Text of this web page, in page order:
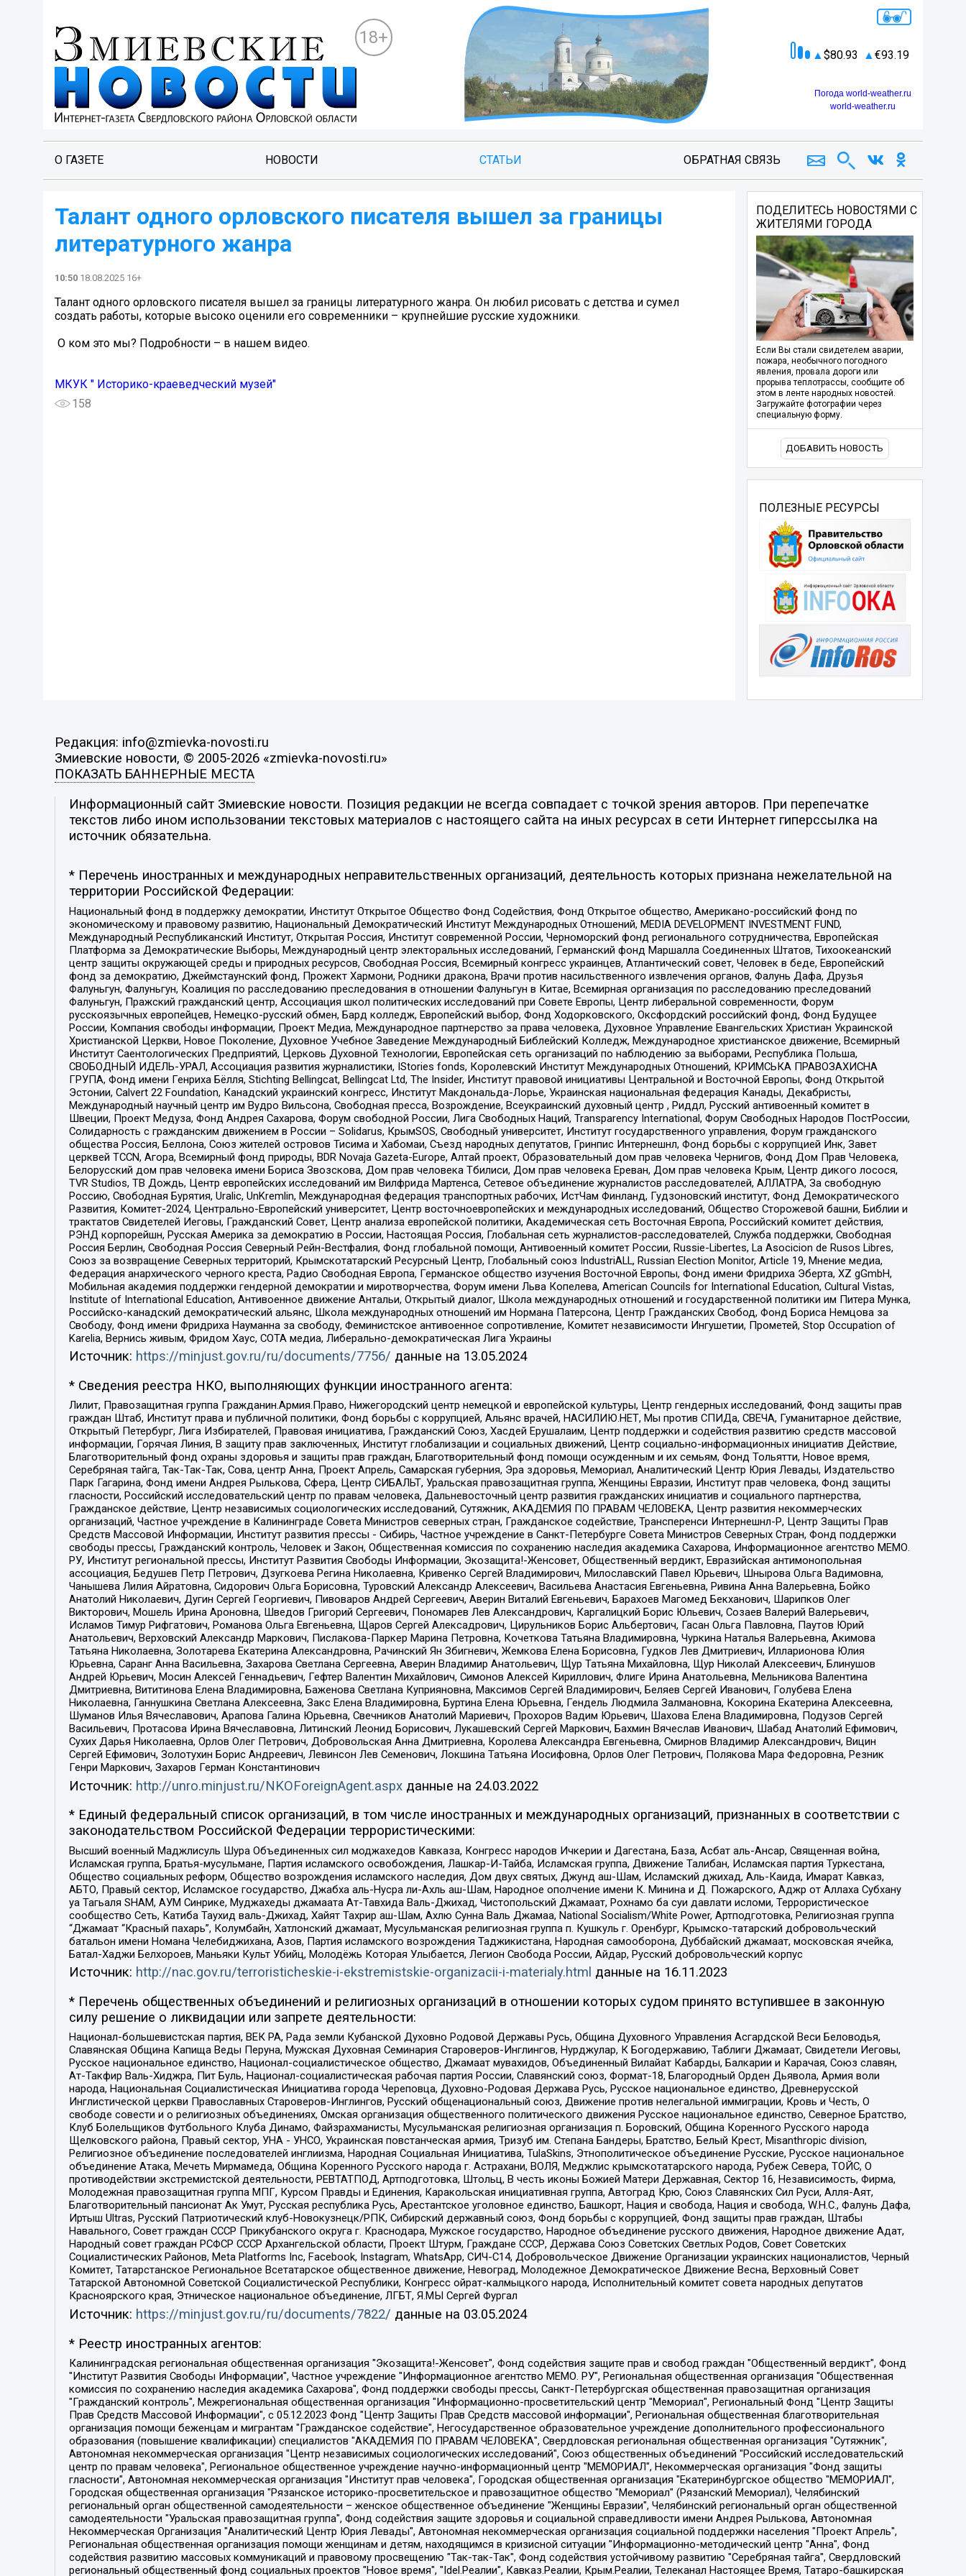
18+
80.93 93.19
Погода world-weather.ru
world-weather.ru
О ГАЗЕТЕ НОВОСТИ СТАТЬИ ОБРАТНАЯ СВЯЗЬ
Талант одного орловского писателя вышел за границы
литературного жанра
10:50 18.08.2025 16+
Талант одного орловского писателя вышел за границы литературного жанра. Он любил рисовать с детства и сумел
создать работы, которые высоко оценили его современники – крупнейшие русские художники.
️ О ком это мы? Подробности – в нашем видео.
МКУК " Историко-краеведческий музей"
158
ПОДЕЛИТЕСЬ НОВОСТЯМИ С
ЖИТЕЛЯМИ ГОРОДА
Если Вы стали свидетелем аварии,
пожара, необычного погодного
явления, провала дороги или
прорыва теплотрассы, сообщите об
этом в ленте народных новостей.
Загружайте фотографии через
специальную форму.
ДОБАВИТЬ НОВОСТЬ
ПОЛЕЗНЫЕ РЕСУРСЫ
Редакция: info@zmievka-novosti.ru
Змиевские новости, © 2005-2026 «zmievka-novosti.ru»
ПОКАЗАТЬ БАННЕРНЫЕ МЕСТА
Информационный сайт Змиевские новости. Позиция редакции не всегда совпадает с точкой зрения авторов. При перепечатке
текстов либо ином использовании текстовых материалов с настоящего сайта на иных ресурсах в сети Интернет гиперссылка на
источник обязательна.
* Перечень иностранных и международных неправительственных организаций, деятельность которых признана нежелательной на
территории Российской Федерации:
Национальный фонд в поддержку демократии, Институт Открытое Общество Фонд Содействия, Фонд Открытое общество, Американо-российский фонд по
экономическому и правовому развитию, Национальный Демократический Институт Международных Отношений, MEDIA DEVELOPMENT INVESTMENT FUND,
Международный Республиканский Институт, Открытая Россия, Институт современной России, Черноморский фонд регионального сотрудничества, Европейская
Платформа за Демократические Выборы, Международный центр электоральных исследований, Германский фонд Маршалла Соединенных Штатов, Тихоокеанский
центр защиты окружающей среды и природных ресурсов, Свободная Россия, Всемирный конгресс украинцев, Атлантический совет, Человек в беде, Европейский
фонд за демократию, Джеймстаунский фонд, Прожект Хармони, Родники дракона, Врачи против насильственного извлечения органов, Фалунь Дафа, Друзья
Фалуньгун, Фалуньгун, Коалиция по расследованию преследования в отношении Фалуньгун в Китае, Всемирная организация по расследованию преследований
Фалуньгун, Пражский гражданский центр, Ассоциация школ политических исследований при Совете Европы, Центр либеральной современности, Форум
русскоязычных европейцев, Немецко-русский обмен, Бард колледж, Европейский выбор, Фонд Ходорковского, Оксфордский российский фонд, Фонд Будущее
России, Компания свободы информации, Проект Медиа, Международное партнерство за права человека, Духовное Управление Евангельских Христиан Украинской
Христианской Церкви, Новое Поколение, Духовное Учебное Заведение Международный Библейский Колледж, Международное христианское движение, Всемирный
Институт Саентологических Предприятий, Церковь Духовной Технологии, Европейская сеть организаций по наблюдению за выборами, Республика Польша,
СВОБОДНЫЙ ИДЕЛЬ-УРАЛ, Ассоциация развития журналистики, IStories fonds, Королевский Институт Международных Отношений, КРИМСЬКА ПРАВОЗАХИСНА
ГРУПА, Фонд имени Генриха Бёлля, Stichting Bellingcat, Bellingcat Ltd, The Insider, Институт правовой инициативы Центральной и Восточной Европы, Фонд Открытой
Эстонии, Calvert 22 Foundation, Канадский украинский конгресс, Институт Макдональда-Лорье, Украинская национальная федерация Канады, Декабристы,
Международный научный центр им Вудро Вильсона, Свободная пресса, Возрождение, Всеукраинский духовный центр , Риддл, Русский антивоенный комитет в
Швеции, Проект Медуза, Фонд Андрея Сахарова, Форум свободной России, Лига Свободных Наций, Transparеncy International, Форум Свободных Народов ПостРоссии,
Солидарность с гражданским движением в России – Solidarus, КрымSOS, Свободный университет, Институт государственного управления, Форум гражданского
общества Россия, Беллона, Союз жителей островов Тисима и Хабомаи, Съезд народных депутатов, Гринпис Интернешнл, Фонд борьбы с коррупцией Инк, Завет
церквей TCCN, Агора, Всемирный фонд природы, BDR Novaja Gazeta-Europe, Алтай проект, Образовательный дом прав человека Чернигов, Фонд Дом Прав Человека,
Белорусский дом прав человека имени Бориса Звозскова, Дом прав человека Тбилиси, Дом прав человека Ереван, Дом прав человека Крым, Центр дикого лосося,
TVR Studios, ТВ Дождь, Центр европейских исследований им Вилфрида Мартенса, Сетевое объединение журналистов расследователей, АЛЛАТРА, За свободную
Россию, Свободная Бурятия, Uralic, UnKremlin, Международная федерация транспортных рабочих, ИстЧам Финланд, Гудзоновский институт, Фонд Демократического
Развития, Комитет-2024, Центрально-Европейский университет, Центр восточноевропейских и международных исследований, Общество Сторожевой башни, Библии и
трактатов Свидетелей Иеговы, Гражданский Совет, Центр анализа европейской политики, Академическая сеть Восточная Европа, Российский комитет действия,
РЭНД корпорейшн, Русская Америка за демократию в России, Настоящая Россия, Глобальная сеть журналистов-расследователей, Служба поддержки, Свободная
Россия Берлин, Свободная Россия Северный Рейн-Вестфалия, Фонд глобальной помощи, Антивоенный комитет России, Russie-Libertes, La Asocicion de Rusos Libres,
Союз за возвращение Северных территорий, Крымскотатарский Ресурсный Центр, Глобальный союз IndustriALL, Russian Election Monitor, Article 19, Мнение медиа,
Федерация анархического черного креста, Радио Свободная Европа, Германское общество изучения Восточной Европы, Фонд имени Фридриха Эберта, XZ gGmbH,
Мобильная академия поддержки гендерной демократии и миротворчества, Форум имени Льва Копелева, American Councils for International Education, Cultural Vistas,
Institute of International Education, Антивоенное движение Антальи, Открытый диалог, Школа международных отношений и государственной политики им Питера Мунка,
Российско-канадский демократический альянс, Школа международных отношений им Нормана Патерсона, Центр Гражданских Свобод, Фонд Бориса Немцова за
Свободу, Фонд имени Фридриха Науманна за свободу, Феминистское антивоенное сопротивление, Комитет независимости Ингушетии, Прометей, Stop Occupation of
Karelia, Вернись живым, Фридом Хаус, СОТА медиа, Либерально-демократическая Лига Украины
Источник: https://minjust.gov.ru/ru/documents/7756/ данные на 13.05.2024
* Сведения реестра НКО, выполняющих функции иностранного агента:
Лилит, Правозащитная группа Гражданин.Армия.Право, Нижегородский центр немецкой и европейской культуры, Центр гендерных исследований, Фонд защиты прав
граждан Штаб, Институт права и публичной политики, Фонд борьбы с коррупцией, Альянс врачей, НАСИЛИЮ.НЕТ, Мы против СПИДа, СВЕЧА, Гуманитарное действие,
Открытый Петербург, Лига Избирателей, Правовая инициатива, Гражданский Союз, Хасдей Ерушалаим, Центр поддержки и содействия развитию средств массовой
информации, Горячая Линия, В защиту прав заключенных, Институт глобализации и социальных движений, Центр социально-информационных инициатив Действие,
Благотворительный фонд охраны здоровья и защиты прав граждан, Благотворительный фонд помощи осужденным и их семьям, Фонд Тольятти, Новое время,
Серебряная тайга, Так-Так-Так, Сова, центр Анна, Проект Апрель, Самарская губерния, Эра здоровья, Мемориал, Аналитический Центр Юрия Левады, Издательство
Парк Гагарина, Фонд имени Андрея Рылькова, Сфера, Центр СИБАЛЬТ, Уральская правозащитная группа, Женщины Евразии, Институт прав человека, Фонд защиты
гласности, Российский исследовательский центр по правам человека, Дальневосточный центр развития гражданских инициатив и социального партнерства,
Гражданское действие, Центр независимых социологических исследований, Сутяжник, АКАДЕМИЯ ПО ПРАВАМ ЧЕЛОВЕКА, Центр развития некоммерческих
организаций, Частное учреждение в Калининграде Совета Министров северных стран, Гражданское содействие, Трансперенси Интернешнл-Р, Центр Защиты Прав
Средств Массовой Информации, Институт развития прессы - Сибирь, Частное учреждение в Санкт-Петербурге Совета Министров Северных Стран, Фонд поддержки
свободы прессы, Гражданский контроль, Человек и Закон, Общественная комиссия по сохранению наследия академика Сахарова, Информационное агентство МЕМО.
РУ, Институт региональной прессы, Институт Развития Свободы Информации, Экозащита!-Женсовет, Общественный вердикт, Евразийская антимонопольная
ассоциация, Бедушев Петр Петрович, Дзугкоева Регина Николаевна, Кривенко Сергей Владимирович, Милославский Павел Юрьевич, Шнырова Ольга Вадимовна,
Чанышева Лилия Айратовна, Сидорович Ольга Борисовна, Туровский Александр Алексеевич, Васильева Анастасия Евгеньевна, Ривина Анна Валерьевна, Бойко
Анатолий Николаевич, Дугин Сергей Георгиевич, Пивоваров Андрей Сергеевич, Аверин Виталий Евгеньевич, Барахоев Магомед Бекханович, Шарипков Олег
Викторович, Мошель Ирина Ароновна, Шведов Григорий Сергеевич, Пономарев Лев Александрович, Каргалицкий Борис Юльевич, Созаев Валерий Валерьевич,
Исламов Тимур Рифгатович, Романова Ольга Евгеньевна, Щаров Сергей Алексадрович, Цирульников Борис Альбертович, Гасан Ольга Павловна, Паутов Юрий
Анатольевич, Верховский Александр Маркович, Пислакова-Паркер Марина Петровна, Кочеткова Татьяна Владимировна, Чуркина Наталья Валерьевна, Акимова
Татьяна Николаевна, Золотарева Екатерина Александровна, Рачинский Ян Збигневич, Жемкова Елена Борисовна, Гудков Лев Дмитриевич, Илларионова Юлия
Юрьевна, Саранг Анна Васильевна, Захарова Светлана Сергеевна, Аверин Владимир Анатольевич, Щур Татьяна Михайловна, Щур Николай Алексеевич, Блинушов
Андрей Юрьевич, Мосин Алексей Геннадьевич, Гефтер Валентин Михайлович, Симонов Алексей Кириллович, Флиге Ирина Анатольевна, Мельникова Валентина
Дмитриевна, Вититинова Елена Владимировна, Баженова Светлана Куприяновна, Максимов Сергей Владимирович, Беляев Сергей Иванович, Голубева Елена
Николаевна, Ганнушкина Светлана Алексеевна, Закс Елена Владимировна, Буртина Елена Юрьевна, Гендель Людмила Залмановна, Кокорина Екатерина Алексеевна,
Шуманов Илья Вячеславович, Арапова Галина Юрьевна, Свечников Анатолий Мариевич, Прохоров Вадим Юрьевич, Шахова Елена Владимировна, Подузов Сергей
Васильевич, Протасова Ирина Вячеславовна, Литинский Леонид Борисович, Лукашевский Сергей Маркович, Бахмин Вячеслав Иванович, Шабад Анатолий Ефимович,
Сухих Дарья Николаевна, Орлов Олег Петрович, Добровольская Анна Дмитриевна, Королева Александра Евгеньевна, Смирнов Владимир Александрович, Вицин
Сергей Ефимович, Золотухин Борис Андреевич, Левинсон Лев Семенович, Локшина Татьяна Иосифовна, Орлов Олег Петрович, Полякова Мара Федоровна, Резник
Генри Маркович, Захаров Герман Константинович
Источник: http://unro.minjust.ru/NKOForeignAgent.aspxданные на 24.03.2022
* Единый федеральный список организаций, в том числе иностранных и международных организаций, признанных в соответствии с
законодательством Российской Федерации террористическими:
Высший военный Маджлисуль Шура Объединенных сил моджахедов Кавказа, Конгресс народов Ичкерии и Дагестана, База, Асбат аль-Ансар, Священная война,
Исламская группа, Братья-мусульмане, Партия исламского освобождения, Лашкар-И-Тайба, Исламская группа, Движение Талибан, Исламская партия Туркестана,
Общество социальных реформ, Общество возрождения исламского наследия, Дом двух святых, Джунд аш-Шам, Исламский джихад, Аль-Каида, Имарат Кавказ,
АБТО, Правый сектор, Исламское государство, Джабха аль-Нусра ли-Ахль аш-Шам, Народное ополчение имени К. Минина и Д. Пожарского, Аджр от Аллаха Субхану
уа Тагьаля SHAM, АУМ Синрике, Муджахеды джамаата Ат-Тавхида Валь-Джихад, Чистопольский Джамаат, Рохнамо ба суи давлати исломи, Террористическое
сообщество Сеть, Катиба Таухид валь-Джихад, Хайят Тахрир аш-Шам, Ахлю Сунна Валь Джамаа, National Socialism/White Power, Артподготовка, Религиозная группа
“Джамаат “Красный пахарь”, Колумбайн, Хатлонский джамаат, Мусульманская религиозная группа п. Кушкуль г. Оренбург, Крымско-татарский добровольческий
батальон имени Номана Челебиджихана, Азов, Партия исламского возрождения Таджикистана, Народная самооборона, Дуббайский джамаат, московская ячейка,
Батал-Хаджи Белхороев, Маньяки Культ Убийц, Молодёжь Которая Улыбается, Легион Свобода России, Айдар, Русский добровольческий корпус
Источник: http://nac.gov.ru/terroristicheskie-i-ekstremistskie-organizacii-i-materialy.html данные на 16.11.2023
* Перечень общественных объединений и религиозных организаций в отношении которых судом принято вступившее в законную
силу решение о ликвидации или запрете деятельности:
Национал-большевистская партия, ВЕК РА, Рада земли Кубанской Духовно Родовой Державы Русь, Община Духовного Управления Асгардской Веси Беловодья,
Славянская Община Капища Веды Перуна, Мужская Духовная Семинария Староверов-Инглингов, Нурджулар, К Богодержавию, Таблиги Джамаат, Свидетели Иеговы,
Русское национальное единство, Национал-социалистическое общество, Джамаат мувахидов, Объединенный Вилайат Кабарды, Балкарии и Карачая, Союз славян,
Ат-Такфир Валь-Хиджра, Пит Буль, Национал-социалистическая рабочая партия России, Славянский союз, Формат-18, Благородный Орден Дьявола, Армия воли
народа, Национальная Социалистическая Инициатива города Череповца, Духовно-Родовая Держава Русь, Русское национальное единство, Древнерусской
Инглистической церкви Православных Староверов-Инглингов, Русский общенациональный союз, Движение против нелегальной иммиграции, Кровь и Честь, О
свободе совести и о религиозных объединениях, Омская организация общественного политического движения Русское национальное единство, Северное Братство,
Клуб Болельщиков Футбольного Клуба Динамо, Файзрахманисты, Мусульманская религиозная организация п. Боровский, Община Коренного Русского народа
Щелковского района, Правый сектор, УНА - УНСО, Украинская повстанческая армия, Тризуб им. Степана Бандеры, Братство, Белый Крест, Misanthropic division,
Религиозное объединение последователей инглиизма, Народная Социальная Инициатива, TulaSkins, Этнополитическое объединение Русские, Русское национальное
объединение Атака, Мечеть Мирмамеда, Община Коренного Русского народа г. Астрахани, ВОЛЯ, Меджлис крымскотатарского народа, Рубеж Севера, ТОЙС, О
противодействии экстремистской деятельности, РЕВТАТПОД, Артподготовка, Штольц, В честь иконы Божией Матери Державная, Сектор 16, Независимость, Фирма,
Молодежная правозащитная группа МПГ, Курсом Правды и Единения, Каракольская инициативная группа, Автоград Крю, Союз Славянских Сил Руси, Алля-Аят,
Благотворительный пансионат Ак Умут, Русская республика Русь, Арестантское уголовное единство, Башкорт, Нация и свобода, Нация и свобода, W.H.С., Фалунь Дафа,
Иртыш Ultras, Русский Патриотический клуб-Новокузнецк/РПК, Сибирский державный союз, Фонд борьбы с коррупцией, Фонд защиты прав граждан, Штабы
Навального, Совет граждан СССР Прикубанского округа г. Краснодара, Мужское государство, Народное объединение русского движения, Народное движение Адат,
Народный совет граждан РСФСР СССР Архангельской области, Проект Штурм, Граждане СССР, Держава Союз Советских Светлых Родов, Совет Советских
Социалистических Районов, Meta Platforms Inc, Facebook, Instagram, WhatsApp, СИЧ-С14, Добровольческое Движение Организации украинских националистов, Черный
Комитет, Татарстанское Региональное Всетатарское общественное движение, Невоград, Молодежное Демократическое Движение Весна, Верховный Совет
Татарской Автономной Советской Социалистической Республики, Конгресс ойрат-калмыцкого народа, Исполнительный комитет совета народных депутатов
Красноярского края, Этническое национальное объединение, ЛГБТ, Я.МЫ Сергей Фургал
Источник: https://minjust.gov.ru/ru/documents/7822/ данные на 03.05.2024
* Реестр иностранных агентов:
Калининградская региональная общественная организация "Экозащита!-Женсовет", Фонд содействия защите прав и свобод граждан "Общественный вердикт", Фонд "Институт Развития Свободы Информации", Частное учреждение "Информационное агентство МЕМО. РУ", Региональная общественная организация "Общественная комиссия по сохранению наследия академика Сахарова", Фонд поддержки свободы прессы, Санкт-Петербургская общественная правозащитная организация "Гражданский контроль", Межрегиональная общественная организация "Информационно-просветительский центр "Мемориал", Региональный Фонд "Центр Защиты Прав Средств Массовой Информации", с 05.12.2023 Фонд "Центр Защиты Прав Средств массовой информации", Региональная общественная благотворительная организация помощи беженцам и мигрантам "Гражданское содействие", Негосударственное образовательное учреждение дополнительного профессионального образования (повышение квалификации) специалистов "АКАДЕМИЯ ПО ПРАВАМ ЧЕЛОВЕКА", Свердловская региональная общественная организация "Сутяжник", Автономная некоммерческая организация "Центр независимых социологических исследований", Союз общественных объединений "Российский исследовательский центр по правам человека", Региональное общественное учреждение научно-информационный центр "МЕМОРИАЛ", Некоммерческая организация "Фонд защиты гласности", Автономная некоммерческая организация "Институт прав человека", Городская общественная организация "Екатеринбургское общество "МЕМОРИАЛ", Городская общественная организация "Рязанское историко-просветительское и правозащитное общество "Мемориал" (Рязанский Мемориал), Челябинский региональный орган общественной самодеятельности – женское общественное объединение "Женщины Евразии", Челябинский региональный орган общественной самодеятельности "Уральская правозащитная группа", Фонд содействия защите здоровья и социальной справедливости имени Андрея Рылькова, Автономная Некоммерческая Организация "Аналитический Центр Юрия Левады", Автономная некоммерческая организация социальной поддержки населения "Проект Апрель", Региональная общественная организация помощи женщинам и детям, находящимся в кризисной ситуации "Информационно-методический центр "Анна", Фонд содействия развитию массовых коммуникаций и правовому просвещению "Так-так-Так", Фонд содействия устойчивому развитию "Серебряная тайга", Свердловский региональный общественный фонд социальных проектов "Новое время", "Idel.Реалии", Кавказ.Реалии, Крым.Реалии, Телеканал Настоящее Время, Татаро-башкирская служба Радио Свобода (Azatliq Radiosi), Радио Свободная Европа/Радио Свобода (PCE/PC), "Сибирь.Реалии", "Фактограф", Благотворительный фонд помощи осужденным и их семьям, Автономная некоммерческая организация "Институт глобализации и социальных движений", Фонд "В защиту прав заключенных", Частное учреждение "Центр поддержки и содействия развитию средств массовой информации", Пензенский региональный общественный благотворительный фонд "Гражданский союз", "Север.Реалии", Некоммерческая организация Фонд "Правовая инициатива", Общество с ограниченной ответственностью "Радио Свободная Европа/Радио Свобода", Чешское информационное агентство "MEDIUM-ORIENT", Красноярская региональная общественная организация "Мы против СПИДа", Камалягин Денис Николаевич, Маркелов Сергей Евгеньевич, Пономарев Лев Александрович, Савицкая Людмила Алексеевна, Автономная некоммерческая организация "Центр по работе с проблемой насилия "НАСИЛИЮ.НЕТ", Межрегиональный профессиональный союз работников здравоохранения "Альянс врачей", Юридическое лицо, зарегистрированное в Латвийской Республике, SIA "Medusa Project" (регистрационный номер 40103797863, дата регистрации 10.06.2014), Некоммерческая организация "Фонд по борьбе с коррупцией", Автономная некоммерческая организация "Институт права и публичной политики", Баданин Роман Сергеевич, Гликин Максим Александрович, Железнова Мария Михайловна, Лукьянова Юлия Сергеевна, Маетная Елизавета Витальевна, Маняхин Петр Борисович, Чуракова Ольга Владимировна, Ярош Юлия Петровна, Юридическое лицо "The Insider SIA", зарегистрированное в Риге, Латвийская Республика (дата регистрации 26.06.2015), являющееся администратором доменного имени интернет-издания "The Insider SIA", https://theins.ru, Постернак Алексей Евгеньевич, Рубин Михаил Аркадьевич, Анин Роман Александрович, Юридическое лицо Istories fonds, зарегистрированное в Латвийской Республике (регистрационный номер 50008295751, дата регистрации 24.02.2020), Великовский Дмитрий Александрович, Долинина Ирина Николаевна, Мароховская Алеся Алексеевна, Шлейнов Роман Юрьевич, Шмагун Олеся Валентиновна, Общество с ограниченной ответственностью "Альтаир 2021", Общество с ограниченной ответственностью "Вега 2021", Общество с ограниченной ответственностью "Главный редактор 2021", Общество с ограниченной ответственностью "Ромашки монолит", Важенков Артем Валерьевич, Ивановская областная общественная организация "Центр гендерных исследований", Гурман Юрий Альбертович, Медиапроект "ОВД-Инфо", Егоров Владимир Владимирович, Жилинский Владимир Александрович, Общество с ограниченной ответственностью "ЗП", Иванова София Юрьевна, Карезина Инна Павловна, Кильтау Екатерина Викторовна, Петров Алексей Викторович, Пискунов Сергей Евгеньевич, Смирнов Сергей Сергеевич, Тихонов Михаил Сергеевич, Общество с ограниченной ответственностью "ЖУРНАЛИСТ-ИНОСТРАННЫЙ АГЕНТ", Арапова Галина Юрьевна, Вольтская Татьяна Анатольевна, Американская компания "Mason G.E.S. Anonymous Foundation" (США), являющаяся владельцем интернет-издания https://mnews.world/, Компания "Stichting Bellingcat", зарегистрированная в Нидерландах (дата регистрации 11.07.2018), Захаров Андрей Вячеславович, Клепиковская Екатерина Дмитриевна, Общество с ограниченной ответственностью "МЕМО", Перл Роман Александрович, Симонов Евгений Алексеевич, Соловьева Елена Анатольевна, Сотников Даниил Владимирович, Сурначева Елизавета Дмитриевна, Автономная некоммерческая организация по защите прав человека и информированию населения "Якутия – Наше Мнение", Общество с ограниченной ответственностью "Москоу диджитал медиа", с 26.01.2023 Общество с ограниченной ответственностью "Чайка Белые сады", Ветошкина Валерия Валерьевна, Заговора Максим Александрович, Межрегиональное общественное движение "Российская ЛГБТ - сеть", Оленичев Максим Владимирович, Павлов Иван Юрьевич, Скворцова Елена Сергеевна, Общество с ограниченной ответственностью "Как бы инагент", Кочетков Игорь Викторович, Общество с ограниченной ответственностью "Честные выборы", Еланчик Олег Александрович, Общество с ограниченной ответственностью "Нобелевский призыв", Гималова Регина Эмилевна, Григорьев Андрей Валерьевич, Григорьева Алина Александровна, Ассоциация по содействию защите прав призывников, альтернативнослужащих и военнослужащих "Правозащитная группа "Гражданин.Армия.Право", Хисамова Регина Фаритовна, Автономная некоммерческая организация по реализации социально-правовых программ "Лилит", Дальневосточное общественное движение "Маяк", Санкт-Петербургская ЛГБТ-инициативная группа "Выход", Инициативная группа ЛГБТ+ "Реверс", Алексеев Андрей Викторович, Бекбулатова Таисия Львовна, Беляев Иван Михайлович, Владыкина Елена Сергеевна, Гельман Марат Александрович, Никульшина Вероника Юрьевна, Толоконникова Надежда Андреевна, Шендерович Виктор Анатольевич, Общество с ограниченной ответственностью "Данное сообщение", Общество с ограниченной ответственностью Издательский дом "Новая глава", Айнбиндер Александра Александровна, Московский комьюнити-центр для ЛГБТ+инициатив, Благотворительный фонд развития филантропии, Deutsche Welle (Германия, Kurt-Schumacher-Strasse 3, 53113 Bonn), Борзунова Мария Михайловна, Воробьев Виктор Викторович, Голубева Анна Львовна, Константинова Алла Михайловна, Малкова Ирина Владимировна, Мурадов Мурад Абдулгалимович, Осетинская Елизавета Николаевна, Понасенков Евгений Николаевич, Ганапольский Матвей Юрьевич, Киселев Евгений Алексеевич, Борухович Ирина Григорьевна, Дремин Иван Тимофеевич, Дубровский Дмитрий Викторович, Красноярская региональная общественная организация поддержки и развития альтернативных образовательных технологий и межкультурных коммуникаций "ИНТЕРРА", Маяковская Екатерина Алексеевна, Фейгин Марк Захарович, Филимонов Андрей Викторович, Дзугкоева Регина Николаевна, Доброхотов Роман Александрович, Дудь Юрий Александрович, Елкин Сергей Владимирович, Кругликов Кирилл Игоревич, Сабунаева Мария Леонидовна, Семенов Алексей Владимирович, Шаинян Карен Багратович, Шульман Екатерина Михайловна, Асафьев Артур Валерьевич, Вахштайн Виктор Семенович, Венедиктов Алексей Алексеевич, Лушникова Екатерина Евгеньевна, Волков Леонид Михайлович, Невзоров Александр Глебович, Пархоменко Сергей Борисович, Сироткин Ярослав Николаевич, Кара-Мурза Владимир Владимирович, Баранова Наталья Владимировна, Гозман Леонид Яковлевич, Кагарлицкий Борис Юльевич, Климарев Михаил Валерьевич, Милов Владимир Станиславович, Автономная некоммерческая организация Краснодарский центр современного искусства "Типография", Моргенштерн Алишер Тагирович, Соболь Любовь Эдуардовна, Общество с ограниченной ответственностью "ЛИЗА НОРМ", Каспаров Гарри Кимович, Ходорковский Михаил Борисович, Общество с ограниченной ответственностью "Апрельские тезисы", Данилович Ирина Брониславовна, Кашин Олег Владимирович, Петров Николай Владимирович, Пивоваров Алексей Владимирович, Соколов Михаил Владимирович, Цветкова Юлия Владимировна, Чичваркин Евгений Александрович, Комитет против пыток/Команда против пыток, Общество с ограниченной ответственностью "Первый научный", Общество с ограниченной ответственностью "Вертолет и ко", Белоцерковская Вероника Борисовна, Кац Максим Евгеньевич, Лазарева Татьяна Юрьевна, Шаведдинов Руслан Табризович, Яшин Илья Валерьевич, Общество с ограниченной ответственностью "Иноагент ААВ", Алешковский Дмитрий Петрович, Альбац Евгения Марковна, Быков Дмитрий Львович, Галямина Юлия Евгеньевна, Лойко Сергей Леонидович, Мартынов Кирилл Константинович, Медведев Сергей Александрович, Крашенинников Федор Геннадиевич, Гордеева Катерина Вл